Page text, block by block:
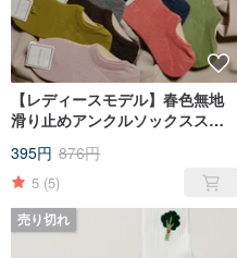
【レディースモデル】春色無地
滑り止めアンクルソックススポ
ガールズソックスインビジブル
ソックス
395円 876円
5 (5)
売り切れ